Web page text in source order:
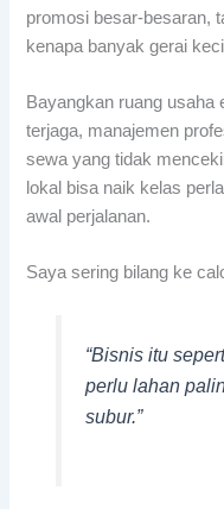
promosi besar-besaran,
kenapa banyak gerai
Bayangkan ruang usaha
terjaga, manajemen
sewa yang tidak
lokal bisa naik kelas
awal perjalanan.
Saya sering bilang ke
“Bisnis itu
perlu lahan
subur.”